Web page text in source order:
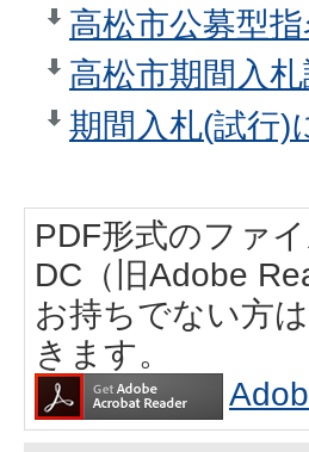
高松市公募型
高松市期間入
期間入札(試行)
PDF形式のファ
DC（旧Adobe
お持ちでない方
きます。